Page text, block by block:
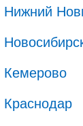
Нижний
Кемерово
Краснодар